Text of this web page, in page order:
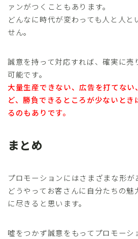
ァンがつくこともあります。
どんなに時代が変わっても人と人と
せん。
誠意を持って対応すれば、確実に売
可能です。
大量生産できない、広告を打てな
ど、勝負できるところが少ないと
るのもありです。
まとめ
プロモーションにはさまざまな形が
どうやってお客さんに自分たちの魅
に尽きると思います。
嘘をつかず誠意をもってプロモーシ